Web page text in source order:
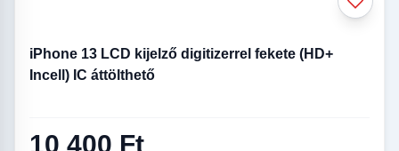
iPhone 13 LCD kijelző digitizerrel fekete (HD+
Incell) IC áttölthető
10 400 Ft